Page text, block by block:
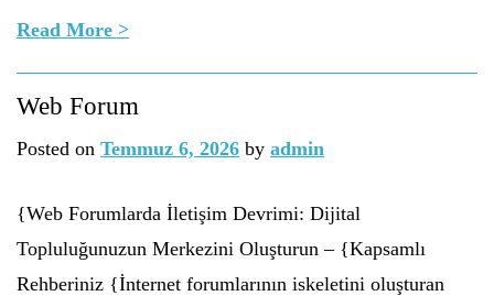
Read More >
Web Forum
Posted on Temmuz 6, 2026 by admin
{Web Forumlarda İletişim Devrimi: Dijital
Topluluğunuzun Merkezini Oluşturun – {Kapsamlı
Rehberiniz {İnternet forumlarının iskeletini oluşturan